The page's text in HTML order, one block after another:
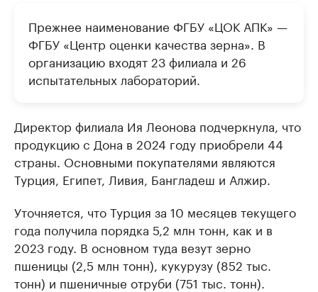
Прежнее наименование ФГБУ «ЦОК АПК» —
ФГБУ «Центр оценки качества зерна». В
организацию входят 23 филиала и 26
испытательных лабораторий.
Директор филиала Ия Леонова подчеркнула, что
продукцию с Дона в 2024 году приобрели 44
страны. Основными покупателями являются
Турция, Египет, Ливия, Бангладеш и Алжир.
Уточняется, что Турция за 10 месяцев текущего
года получила порядка 5,2 млн тонн, как и в
2023 году. В основном туда везут зерно
пшеницы (2,5 млн тонн), кукурузу (852 тыс.
тонн) и пшеничные отруби (751 тыс. тонн).